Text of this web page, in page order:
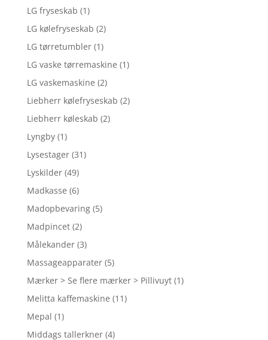
LG fryseskab (1)
LG kølefryseskab (2)
LG tørretumbler (1)
LG vaske tørremaskine (1)
LG vaskemaskine (2)
Liebherr kølefryseskab (2)
Liebherr køleskab (2)
Lyngby (1)
Lysestager (31)
Lyskilder (49)
Madkasse (6)
Madopbevaring (5)
Madpincet (2)
Målekander (3)
Massageapparater (5)
Mærker > Se flere mærker > Pillivuyt (1)
Melitta kaffemaskine (11)
Mepal (1)
Middags tallerkner (4)